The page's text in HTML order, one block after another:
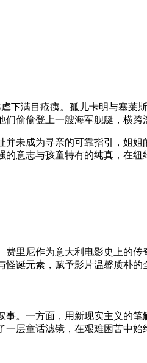
下满目疮痍。孤儿卡明与塞
偷偷登上一艘海军舰艇，横跨
未成为寻亲的可靠指引，姐
意志与孩童特有的纯真，在
里尼作为意大利电影史上的
诞元素，赋予影片温馨质朴
事。一方面，用新现实主义的
层童话滤镜，在艰难困苦中